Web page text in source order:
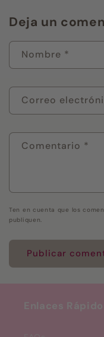
Deja un
Nombre *
Correo
Comentario *
Ten en cuenta que los
publiquen.
Enlaces